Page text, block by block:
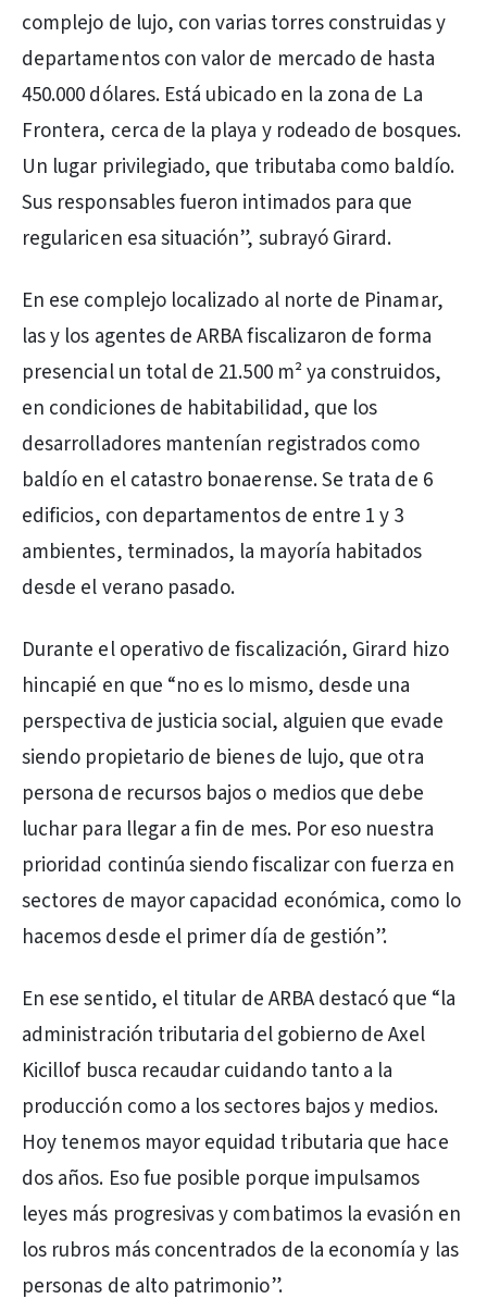
complejo de lujo, con varias torres construidas y
departamentos con valor de mercado de hasta
450.000 dólares. Está ubicado en la zona de La
Frontera, cerca de la playa y rodeado de bosques.
Un lugar privilegiado, que tributaba como baldío.
Sus responsables fueron intimados para que
regularicen esa situación”, subrayó Girard.
En ese complejo localizado al norte de Pinamar,
las y los agentes de ARBA fiscalizaron de forma
presencial un total de 21.500 m² ya construidos,
en condiciones de habitabilidad, que los
desarrolladores mantenían registrados como
baldío en el catastro bonaerense. Se trata de 6
edificios, con departamentos de entre 1 y 3
ambientes, terminados, la mayoría habitados
desde el verano pasado.
Durante el operativo de fiscalización, Girard hizo
hincapié en que “no es lo mismo, desde una
perspectiva de justicia social, alguien que evade
siendo propietario de bienes de lujo, que otra
persona de recursos bajos o medios que debe
luchar para llegar a fin de mes. Por eso nuestra
prioridad continúa siendo fiscalizar con fuerza en
sectores de mayor capacidad económica, como lo
hacemos desde el primer día de gestión”.
En ese sentido, el titular de ARBA destacó que “la
administración tributaria del gobierno de Axel
Kicillof busca recaudar cuidando tanto a la
producción como a los sectores bajos y medios.
Hoy tenemos mayor equidad tributaria que hace
dos años. Eso fue posible porque impulsamos
leyes más progresivas y combatimos la evasión en
los rubros más concentrados de la economía y las
personas de alto patrimonio”.